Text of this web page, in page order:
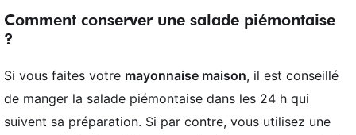
Comment conserver une salade piémontaise
?
Si vous faites votre mayonnaise maison, il est conseillé
de manger la salade piémontaise dans les 24 h qui
suivent sa préparation. Si par contre, vous utilisez une